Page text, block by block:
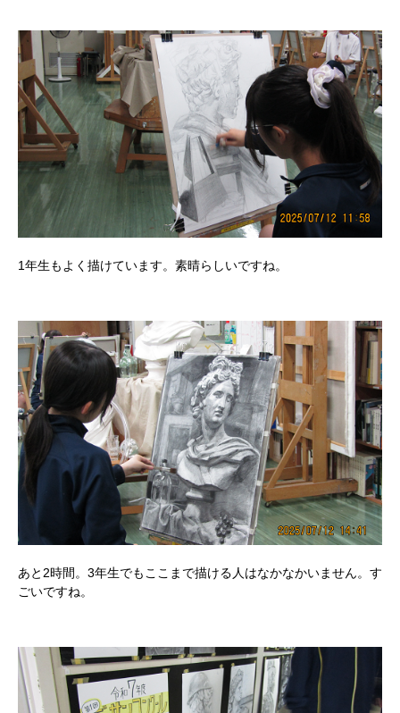
1年生もよく描けています。素晴らしいですね。
あと2時間。3年生でもここまで描ける人はなかなかいません。す
ごいですね。